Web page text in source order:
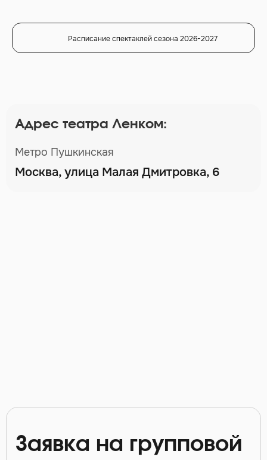
Расписание спектаклей сезона 2026-2027
Адрес театра Ленком:
Метро Пушкинская
Москва, улица Малая Дмитровка, 6
Заявка на групповой